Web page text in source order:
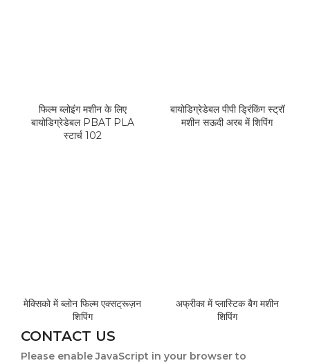
फिल्म ब्लोइंग मशीन के लिए
बायोडिग्रेडेबल PBAT PLA
स्टार्च 102
बायोडिग्रेडेबल पीपी ड्रिंकिंग स्ट्रॉ
मशीन सऊदी अरब में शिपिंग
मेक्सिको में ब्लोन फिल्म एक्सट्रूज़न
शिपिंग
अफ्रीका में प्लास्टिक बैग मशीन
शिपिंग
CONTACT US
Please enable JavaScript in your browser to